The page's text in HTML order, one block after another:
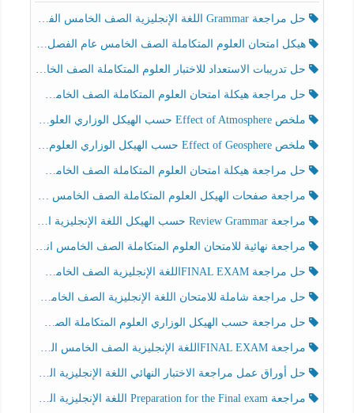
حل مراجعة Grammar اللغة الإنجليزية الصف الخامس الفصل الثالث
هيكل امتحان العلوم المتكاملة الصف الخامس عام الفصل الدراسي الثالث 2025-2026
حل تدريبات الاستعداد للاختبار العلوم المتكاملة الصف الخامس عام الفصل الثالث
حل مراجعة هيكلة امتحان العلوم المتكاملة الصف الخامس انسبير الفصل الثالث
ملخص Effect of Atmosphere حسب الهيكل الوزاري العلوم المتكاملة الصف الخامس انسبير الفصل الثالث
ملخص Effect of Geosphere حسب الهيكل الوزاري العلوم المتكاملة الصف الخامس انسبير الفصل الثالث
حل مراجعة هيكلة امتحان العلوم المتكاملة الصف الخامس عام الفصل الثالث
مراجعة صفحات الهيكل العلوم المتكاملة الصف الخامس انسبير الفصل الثالث
مراجعة Review Grammar حسب الهيكل اللغة الإنجليزية الصف الخامس الفصل الثالث
مراجعة نهائية للامتحان العلوم المتكاملة الصف الخامس انسبير الفصل الثالث
حل مراجعة FINAL EXAMاللغة الإنجليزية الصف الخامس الفصل الثالث
حل مراجعة شاملة للامتحان اللغة الإنجليزية الصف الخامس الفصل الثالث
حل مراجعة حسب الهيكل الوزاري العلوم المتكاملة الصف الخامس عام الفصل الثالث
مراجعة FINAL EXAMاللغة الإنجليزية الصف الخامس الفصل الثالث
حل أوراق عمل مراجعة الاختبار النهائي اللغة الإنجليزية الصف الرابع الفصل الثالث
مراجعة Preparation for the Final exam اللغة الإنجليزية الصف الرابع الفصل الثالث